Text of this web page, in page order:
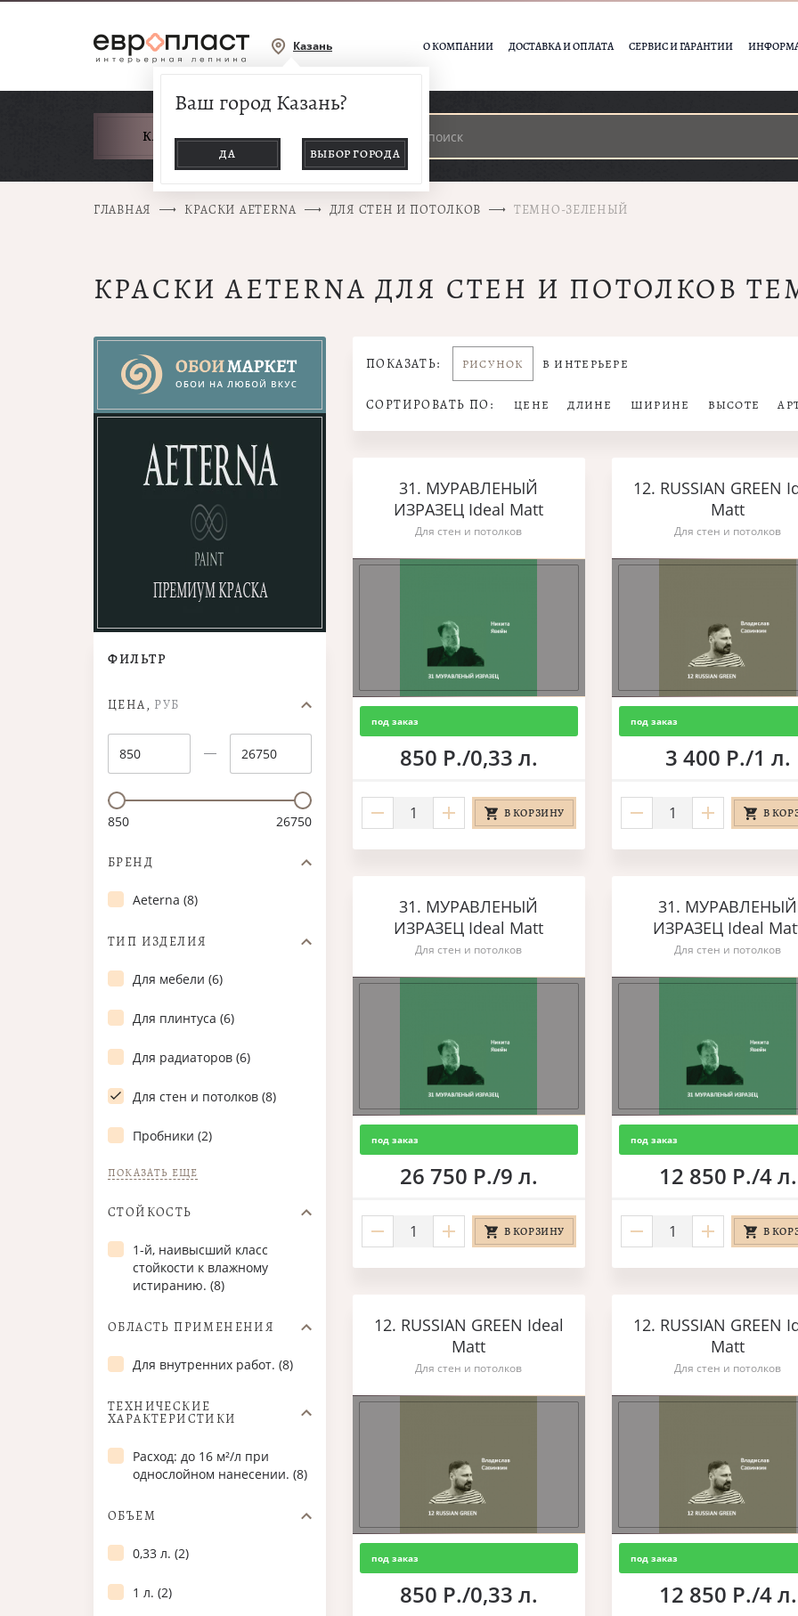
Казань О КОМПАНИИ ДОСТАВКА И ОПЛАТА СЕРВИС И ГАРАНТИИ
Ваш город Казань?
ДА ВЫБОР ГОРОДА
КАТАЛОГ ТОВАРОВ
ГЛАВНАЯ КРАСКИ AETERNA ДЛЯ СТЕН И ПОТОЛКОВ ТЕМНО-ЗЕЛЕНЫЙ
КРАСКИ AETERNA ДЛЯ СТЕН И ПОТОЛКОВ
ФИЛЬТР
ЦЕНА, РУБ
850 26750
БРЕНД
Aeterna (8)
ТИП ИЗДЕЛИЯ
Для мебели (6)
Для плинтуса (6)
Для радиаторов (6)
Для стен и потолков (8)
Пробники (2)
ПОКАЗАТЬ ЕЩЕ
СТОЙКОСТЬ
1-й, наивысший класс
стойкости к влажному
истиранию. (8)
ОБЛАСТЬ ПРИМЕНЕНИЯ
Для внутренних работ. (8)
ТЕХНИЧЕСКИЕ
ХАРАКТЕРИСТИКИ
Расход: до 16 м²/л при
однослойном нанесении. (8)
ОБЪЕМ
0,33 л. (2)
1 л. (2)
ПОКАЗАТЬ: РИСУНОК В ИНТЕРЬЕРЕ
СОРТИРОВАТЬ ПО: ЦЕНЕ ДЛИНЕ ШИРИНЕ ВЫСОТЕ
31. МУРАВЛЕНЫЙ
ИЗРАЗЕЦ Ideal Matt
Для стен и потолков
под заказ
850 Р./0,33 л.
В КОРЗИНУ
12. RUSSIAN GREEN
Matt
Для стен и потолков
под заказ
3 400 Р./1 л.
В
31. МУРАВЛЕНЫЙ
ИЗРАЗЕЦ Ideal Matt
Для стен и потолков
под заказ
26 750 Р./9 л.
В КОРЗИНУ
31. МУРАВЛЕНЫЙ
ИЗРАЗЕЦ Ideal
Для стен и потолков
под заказ
12 850 Р./4 л.
В
12. RUSSIAN GREEN Ideal
Matt
Для стен и потолков
под заказ
850 Р./0,33 л.
12. RUSSIAN GREEN
Matt
Для стен и потолков
под заказ
12 850 Р./4 л.